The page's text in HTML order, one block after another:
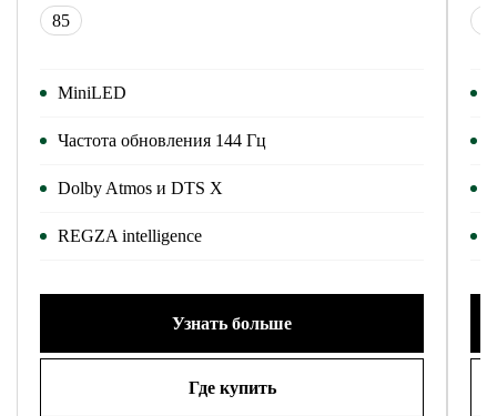
85
MiniLED
Частота обновления 144 Гц
Dolby Atmos и DTS X
REGZA intelligence
Узнать больше
Где купить